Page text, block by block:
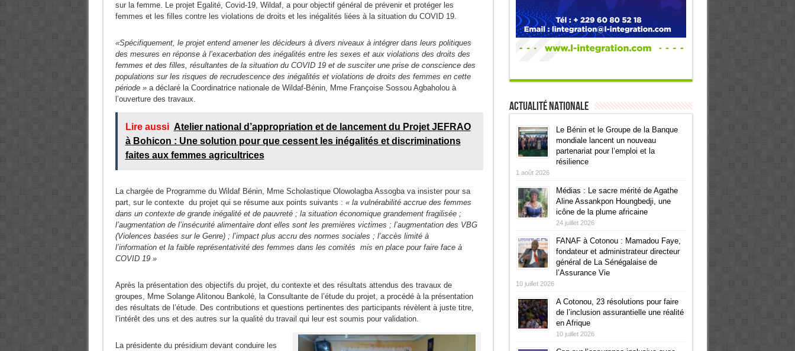
sur la femme. Le projet Egalité, Covid-19, Wildaf, a pour objectif général de prévenir et protéger les
femmes et les filles contre les violations de droits et les inégalités liées à la situation du COVID 19.
«Spécifiquement, le projet entend amener les décideurs à divers niveaux à intégrer dans leurs politiques
des mesures en réponse à l’exacerbation des inégalités entre les sexes et aux violations des droits des
femmes et des filles, résultantes de la situation du COVID 19 et de susciter une prise de conscience des
populations sur les risques de recrudescence des inégalités et violations de droits des femmes en cette
période »a déclaré la Coordinatrice nationale de Wildaf-Bénin, Mme Françoise Sossou Agbaholou à
l’ouverture des travaux.
Lire aussi Atelier national d’appropriation et de lancement du Projet JEFRAO
à Bohicon : Une solution pour que cessent les inégalités et discriminations
faites aux femmes agricultrices
La chargée de Programme du Wildaf Bénin, Mme Scholastique Olowolagba Assogba va insister pour sa
part, sur le contexte du projet qui se résume aux points suivants : « la vulnérabilité accrue des femmes
dans un contexte de grande inégalité et de pauvreté ; la situation économique grandement fragilisée ;
l’augmentation de l’insécurité alimentaire dont elles sont les premières victimes ; l’augmentation des VBG
(Violences basées sur le Genre) ; l’impact plus accru des normes sociales ; l’accès limité à
l’information et la faible représentativité des femmes dans les comités mis en place pour faire face à
COVID 19 »
Après la présentation des objectifs du projet, du contexte et des résultats attendus des travaux de
groupes, Mme Solange Alitonou Bankolé, la Consultante de l’étude du projet, a procédé à la présentation
des résultats de l’étude. Des contributions et questions pertinentes des participants révèlent à juste titre,
l’intérêt des uns et des autres sur la qualité du travail qui leur est soumis pour validation.
La présidente du présidium devant conduire les
Actualité Nationale
Le Bénin et le Groupe de la Banque
mondiale lancent un nouveau
partenariat pour l’emploi et la
résilience
1 août 2026
Médias : Le sacre mérité de Agathe
Aline Assankpon Houngbedji, une
icône de la plume africaine
24 juillet 2026
FANAF à Cotonou : Mamadou Faye,
fondateur et administrateur directeur
général de La Sénégalaise de
l’Assurance Vie
10 juillet 2026
A Cotonou, 23 résolutions pour faire
de l’inclusion assurantielle une réalité
en Afrique
10 juillet 2026